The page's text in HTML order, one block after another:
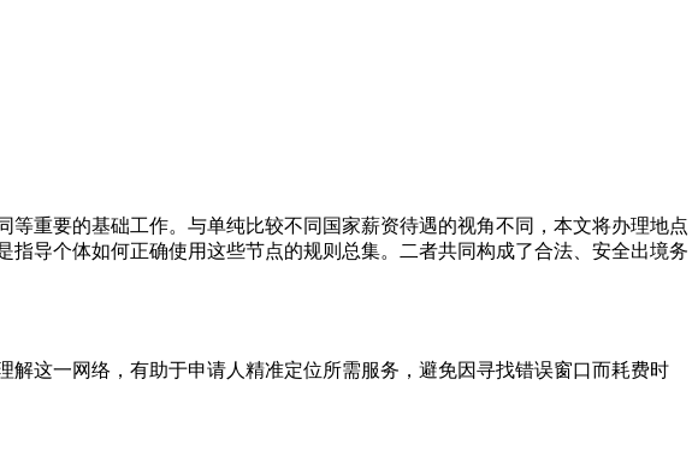
重要的基础工作。与单纯比较不同国家薪资待遇的视角不同，本文将办理地点
导个体如何正确使用这些节点的规则总集。二者共同构成了合法、安全出境务
这一网络，有助于申请人精准定位所需服务，避免因寻找错误窗口而耗费时